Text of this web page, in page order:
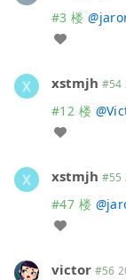
#3 楼 @
xstmjh #54
#12 楼 @
xstmjh #55
#47 楼 @
victor #56